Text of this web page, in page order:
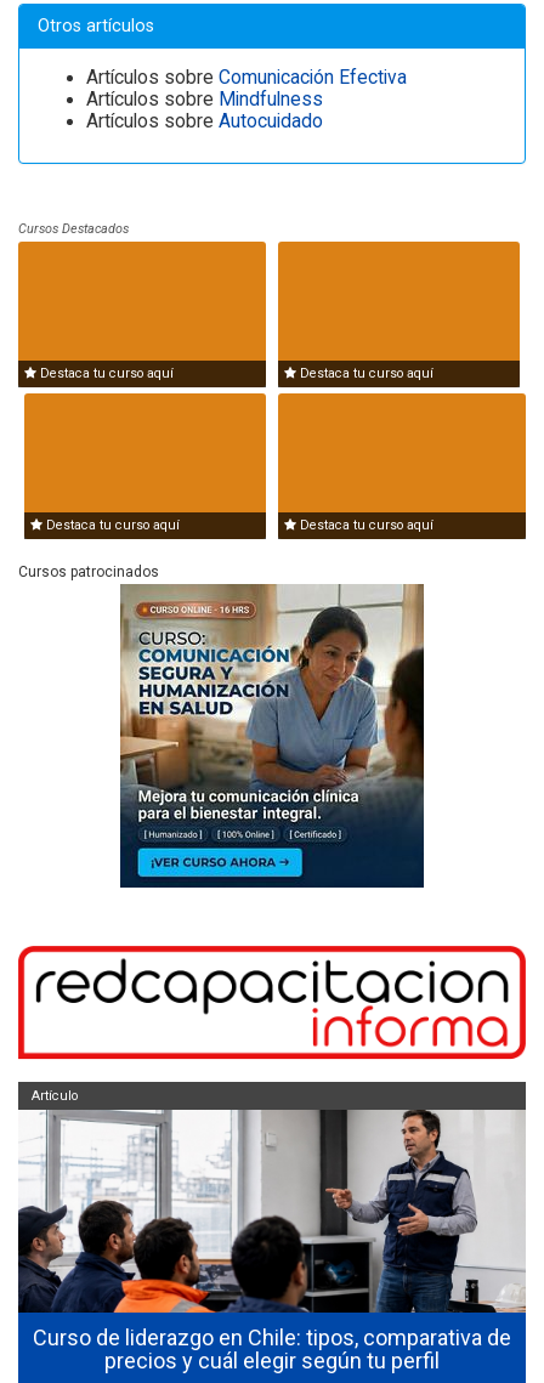
Otros artículos
Artículos sobre Comunicación Efectiva
Artículos sobre Mindfulness
Artículos sobre Autocuidado
Cursos Destacados
Destaca tu curso aquí Destaca tu curso aquí
Destaca tu curso aquí Destaca tu curso aquí
Cursos patrocinados
Curso de liderazgo en Chile: tipos, comparativa de
precios y cuál elegir según tu perfil
Artículo